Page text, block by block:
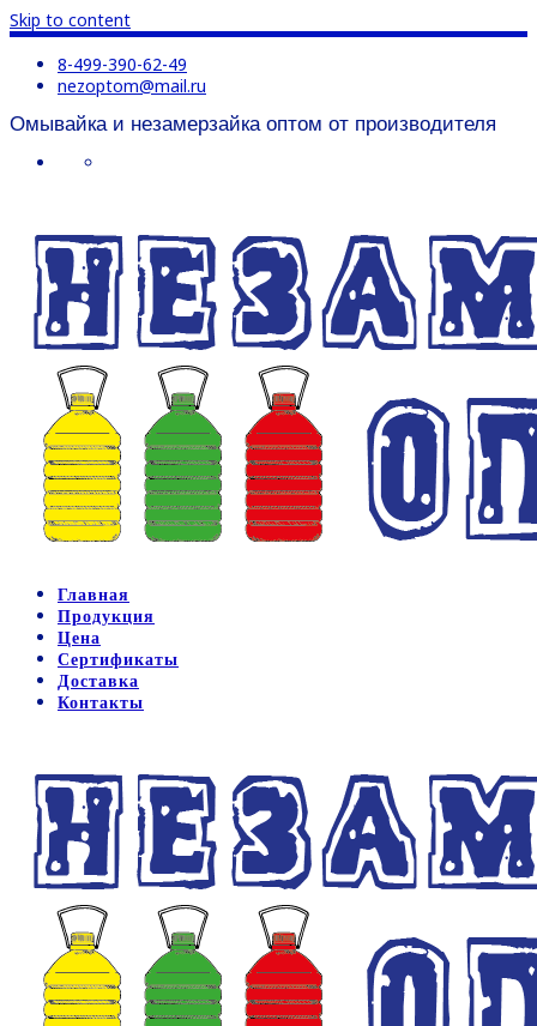
Skip to content
8-499-390-62-49
nezoptom@mail.ru
Омывайка и незамерзайка оптом от производителя
Главная
Продукция
Цена
Сертификаты
Доставка
Контакты